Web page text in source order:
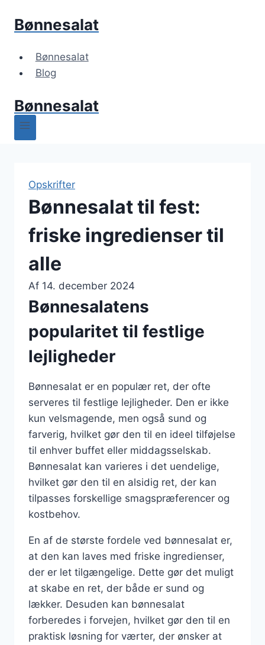
Bønnesalat
Bønnesalat
Blog
Bønnesalat
Opskrifter
Bønnesalat til fest:
friske ingredienser til
alle
Af 14. december 2024
Bønnesalatens
popularitet til festlige
lejligheder
Bønnesalat er en populær ret, der ofte
serveres til festlige lejligheder. Den er ikke
kun velsmagende, men også sund og
farverig, hvilket gør den til en ideel tilføjelse
til enhver buffet eller middagsselskab.
Bønnesalat kan varieres i det uendelige,
hvilket gør den til en alsidig ret, der kan
tilpasses forskellige smagspræferencer og
kostbehov.
En af de største fordele ved bønnesalat er,
at den kan laves med friske ingredienser,
der er let tilgængelige. Dette gør det muligt
at skabe en ret, der både er sund og
lækker. Desuden kan bønnesalat
forberedes i forvejen, hvilket gør den til en
praktisk løsning for værter, der ønsker at